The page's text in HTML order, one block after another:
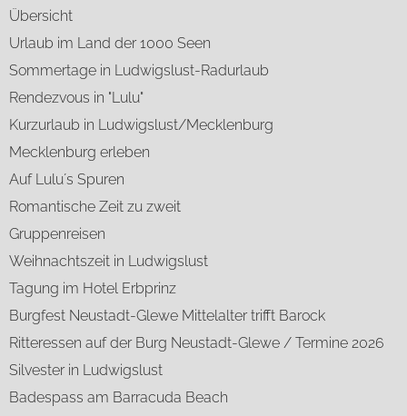
Übersicht
Urlaub im Land der 1000 Seen
Sommertage in Ludwigslust-Radurlaub
Rendezvous in "Lulu"
Kurzurlaub in Ludwigslust/Mecklenburg
Mecklenburg erleben
Auf Lulu´s Spuren
Romantische Zeit zu zweit
Gruppenreisen
Weihnachtszeit in Ludwigslust
Tagung im Hotel Erbprinz
Burgfest Neustadt-Glewe Mittelalter trifft Barock
Ritteressen auf der Burg Neustadt-Glewe / Termine 2026
Silvester in Ludwigslust
Badespass am Barracuda Beach